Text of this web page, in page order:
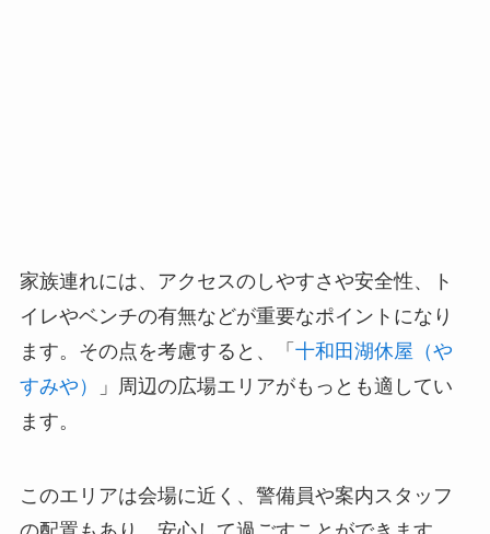
家族連れには、アクセスのしやすさや安全性、ト
イレやベンチの有無などが重要なポイントになり
ます。その点を考慮すると、「 十和田湖休屋（や
すみや）
」周辺の広場エリアがもっとも適してい
ます。
このエリアは会場に近く、警備員や案内スタッフ